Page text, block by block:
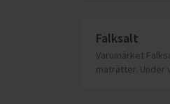
Falksalt
Varumärket
maträtter. Under